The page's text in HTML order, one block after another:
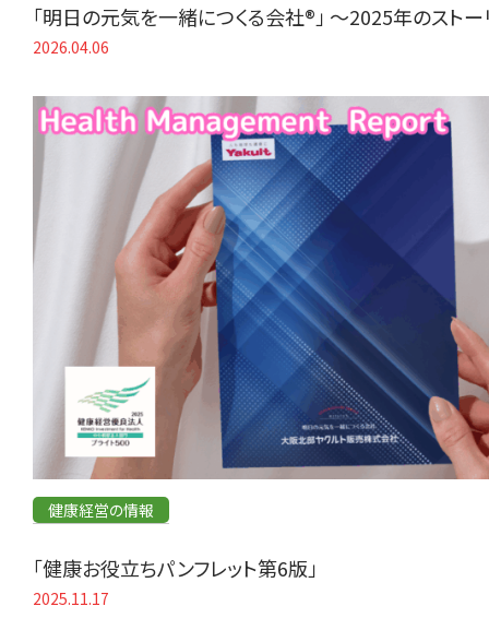
「明日の元気を一緒につくる会社®」 〜2025年のスト
2026.04.06
健康経営の情報
「健康お役立ちパンフレット第6版」
2025.11.17